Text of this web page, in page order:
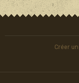
Créer